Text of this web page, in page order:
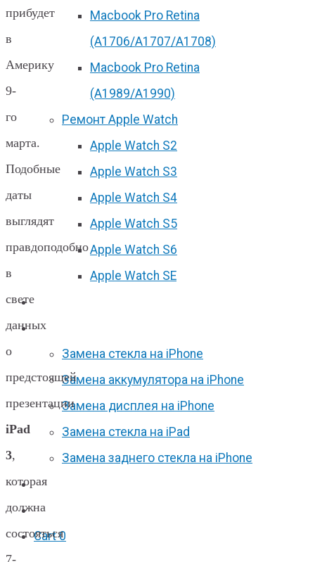
Macbook Pro Retina
(А1706/A1707/A1708)
Macbook Pro Retina
(А1989/A1990)
Ремонт Apple Watch
Apple Watch S2
Apple Watch S3
Apple Watch S4
Apple Watch S5
Apple Watch S6
Apple Watch SE
Отзывы
Акции
Замена стекла на iPhone
Замена аккумулятора на iPhone
Замена дисплея на iPhone
Замена стекла на iPad
Замена заднего стекла на iPhone
Вакансии
F.A.Q
Cart 0
прибудет
в
Америку
9-
го
марта.
Подобные
даты
выглядят
правдоподобно
в
свете
данных
о
предстоящей
презентации
iPad
3,
которая
должна
состояться